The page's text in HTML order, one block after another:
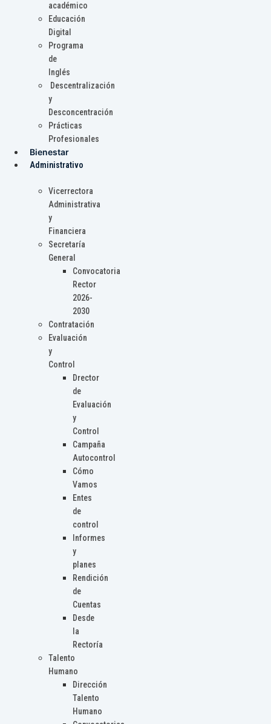
académico
Educación
Digital
Programa
de
Inglés
Descentralización
y
Desconcentración
Prácticas
Profesionales
Bienestar
Administrativo
Vicerrectora
Administrativa
y
Financiera
Secretaría
General
Convocatoria
Rector
2026-
2030
Contratación
Evaluación
y
Control
Drector
de
Evaluación
y
Control
Campaña
Autocontrol
Cómo
Vamos
Entes
de
control
Informes
y
planes
Rendición
de
Cuentas
Desde
la
Rectoría
Talento
Humano
Dirección
Talento
Humano